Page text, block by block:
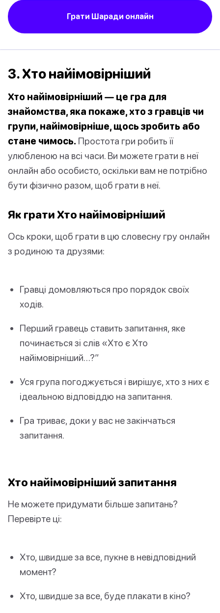
Грати Шаради онлайн
3. Хто найімовірніший
Хто найімовірніший — це гра для
знайомства, яка покаже, хто з гравців чи
групи, найімовірніше, щось зробить або
стане чимось. Простота гри робить її
улюбленою на всі часи. Ви можете грати в неї
онлайн або особисто, оскільки вам не потрібно
бути фізично разом, щоб грати в неї.
Як грати Хто найімовірніший
Ось кроки, щоб грати в цю словесну гру онлайн
з родиною та друзями:
Гравці домовляються про порядок своїх
ходів.
Перший гравець ставить запитання, яке
починається зі слів «Хто є Хто
найімовірніший…?”
Уся група погоджується і вирішує, хто з них є
ідеальною відповіддю на запитання.
Гра триває, доки у вас не закінчаться
запитання.
Хто найімовірніший запитання
Не можете придумати більше запитань?
Перевірте ці:
Хто, швидше за все, пукне в невідповідний
момент?
Хто, швидше за все, буде плакати в кіно?